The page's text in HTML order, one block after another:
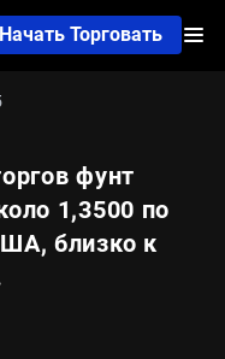
Начать Торговать
фунт
1,3500 по
близко к